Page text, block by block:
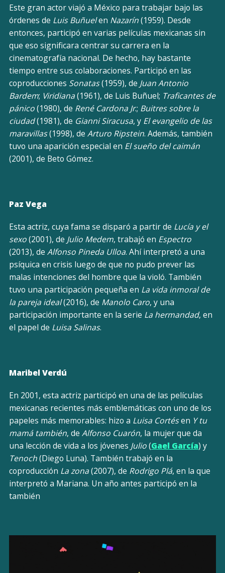
Este gran actor viajó a México para trabajar bajo las
órdenes de Luis Buñuelen Nazarín(1959). Desde
entonces, participó en varias películas mexicanas sin
que eso significara centrar su carrera en la
cinematografía nacional. De hecho, hay bastante
tiempo entre sus colaboraciones. Participó en las
coproducciones Sonatas(1959), de Juan Antonio
Bardem; Viridiana(1961), de Luis Buñuel; Traficantes de
pánico(1980), de René Cardona Jr.; Buitres sobre la
ciudad(1981), de Gianni Siracusa, y El evangelio de las
maravillas(1998), de Arturo Ripstein. Además, también
tuvo una aparición especial en El sueño del caimán
(2001), de Beto Gómez.
Paz Vega
Esta actriz, cuya fama se disparó a partir de Lucía y el
sexo(2001), de Julio Medem, trabajó en Espectro
(2013), de Alfonso Pineda Ulloa. Ahí interpretó a una
psíquica en crisis luego de que no pudo prever las
malas intenciones del hombre que la violó. También
tuvo una participación pequeña en La vida inmoral de
la pareja ideal(2016), de Manolo Caro, y una
participación importante en la serie La hermandad, en
el papel de Luisa Salinas.
Maribel Verdú
En 2001, esta actriz participó en una de las películas
mexicanas recientes más emblemáticas con uno de los
papeles más memorables: hizo a Luisa Cortésen Y tu
mamá también, de Alfonso Cuarón, la mujer que da
una lección de vida a los jóvenes Julio(Gael García) y
Tenoch(Diego Luna). También trabajó en la
coproducción La zona(2007), de Rodrigo Plá, en la que
interpretó a Mariana. Un año antes participó en la
también